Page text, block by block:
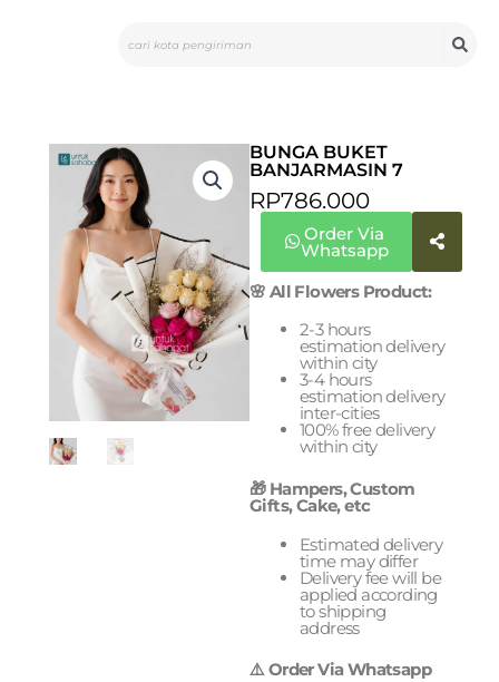
BUNGA BUKET
BANJARMASIN 7
RP786.000
Order Via
Whatsapp
🌸 All Flowers Product:
2-3 hours
estimation delivery
within city
3-4 hours
estimation delivery
inter-cities
100% free delivery
within city
🎁 Hampers, Custom
Gifts, Cake, etc
Estimated delivery
time may differ
Delivery fee will be
applied according
to shipping
address
⚠️ Order Via Whatsapp